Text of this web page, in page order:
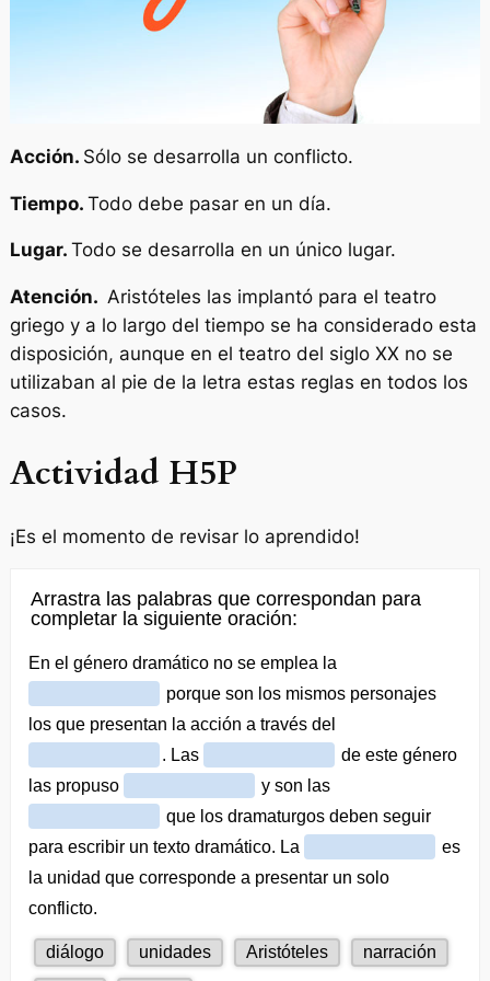
Acción. Sólo se desarrolla un conflicto.
Tiempo. Todo debe pasar en un día.
Lugar. Todo se desarrolla en un único lugar.
Atención. Aristóteles las implantó para el teatro
griego y a lo largo del tiempo se ha considerado esta
disposición, aunque en el teatro del siglo XX no se
utilizaban al pie de la letra estas reglas en todos los
casos.
Actividad H5P
¡Es el momento de revisar lo aprendido!